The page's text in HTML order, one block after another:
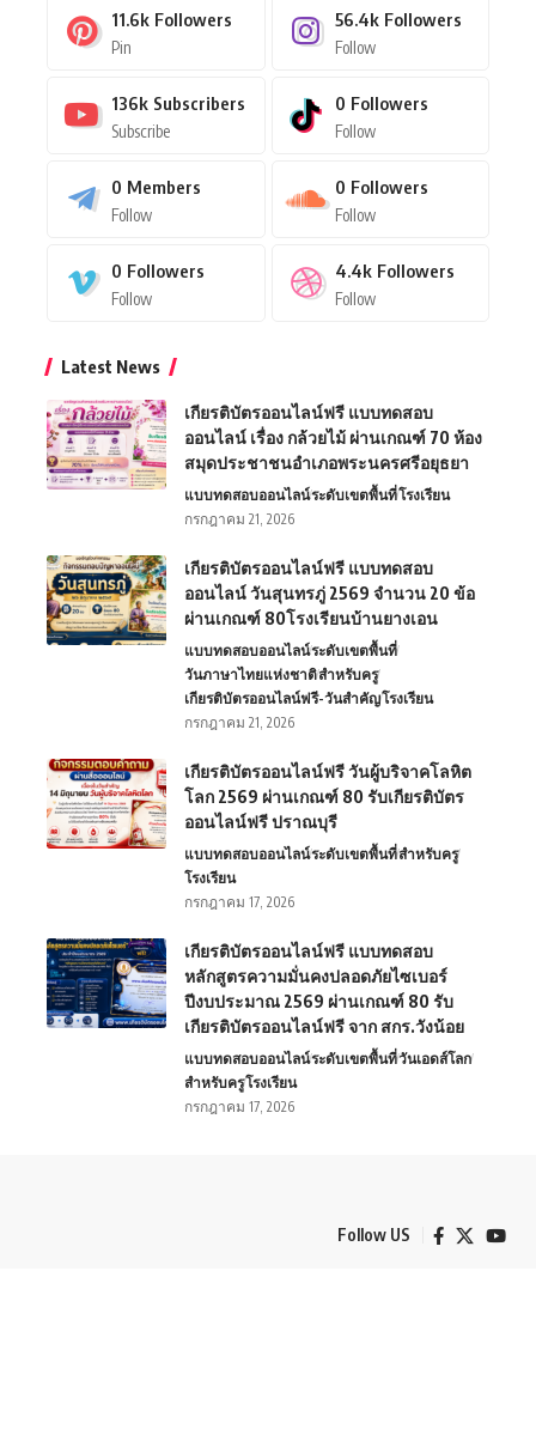
11.6k Followers
Pin
56.4k Followers
Follow
136k Subscribers
Subscribe
0 Followers
Follow
0 Members
Follow
0 Followers
Follow
0 Followers
Follow
4.4k Followers
Follow
Latest News
เกียรติบัตรออนไลน์ฟรี แบบทดสอบ
ออนไลน์ เรื่อง กล้วยไม้ ผ่านเกณฑ์ 70 ห้อง
สมุดประชาชนอำเภอพระนครศรีอยุธยา
แบบทดสอบออนไลน์ระดับเขตพื้นที่โรงเรียน
กรกฎาคม 21, 2026
เกียรติบัตรออนไลน์ฟรี แบบทดสอบ
ออนไลน์ วันสุนทรภู่ 2569 จำนวน 20 ข้อ
ผ่านเกณฑ์ 80โรงเรียนบ้านยางเอน
แบบทดสอบออนไลน์ระดับเขตพื้นที่
วันภาษาไทยแห่งชาติสำหรับครู
เกียรติบัตรออนไลน์ฟรี-วันสำคัญโรงเรียน
กรกฎาคม 21, 2026
เกียรติบัตรออนไลน์ฟรี วันผู้บริจาคโลหิต
โลก 2569 ผ่านเกณฑ์ 80 รับเกียรติบัตร
ออนไลน์ฟรี ปราณบุรี
แบบทดสอบออนไลน์ระดับเขตพื้นที่สำหรับครู
โรงเรียน
กรกฎาคม 17, 2026
เกียรติบัตรออนไลน์ฟรี แบบทดสอบ
หลักสูตรความมั่นคงปลอดภัยไซเบอร์
ปีงบประมาณ 2569 ผ่านเกณฑ์ 80 รับ
เกียรติบัตรออนไลน์ฟรี จาก สกร.วังน้อย
แบบทดสอบออนไลน์ระดับเขตพื้นที่วันเอดส์โลก
สำหรับครูโรงเรียน
กรกฎาคม 17, 2026
Follow US